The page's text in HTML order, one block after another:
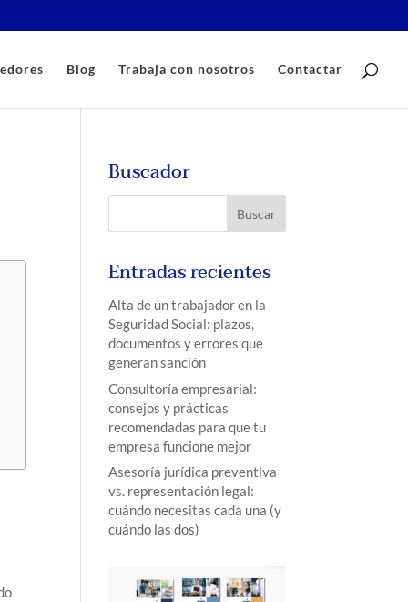
Blog Trabaja con nosotros Contactar
Buscador
Entradas recientes
Alta de un trabajador en la
Seguridad Social: plazos,
documentos y errores que
generan sanción
Consultoría empresarial:
consejos y prácticas
recomendadas para que tu
empresa funcione mejor
Asesoría jurídica preventiva
vs. representación legal:
cuándo necesitas cada una (y
cuándo las dos)